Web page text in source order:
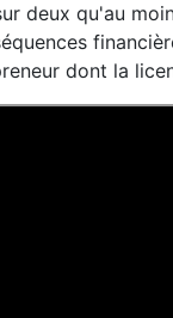
deux qu'au
dont la